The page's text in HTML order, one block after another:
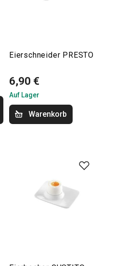
Eierschneider PRESTO
6,90 €
Auf Lager
Warenkorb